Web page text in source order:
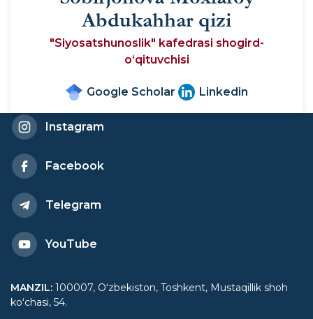
Abdukahhar qizi
"Siyosatshunoslik" kafedrasi shogird-
o‘qituvchisi
Google Scholar Linkedin
Instagram
Facebook
Telegram
YouTube
MANZIL: 100007, Oʻzbekiston, Toshkent, Mustaqillik shoh
koʻchasi, 54.